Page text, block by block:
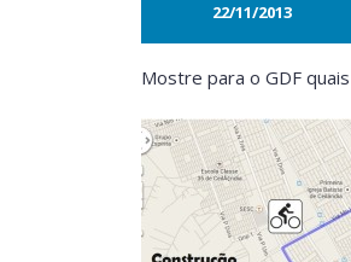
22/11/2013
Mostre para o GDF